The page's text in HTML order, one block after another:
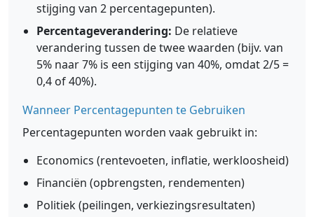
stijging van 2 percentagepunten).
Percentageverandering: De relatieve
verandering tussen de twee waarden (bijv. van
5% naar 7% is een stijging van 40%, omdat 2/5 =
0,4 of 40%).
Wanneer Percentagepunten te Gebruiken
Percentagepunten worden vaak gebruikt in:
Economics (rentevoeten, inflatie, werkloosheid)
Financiën (opbrengsten, rendementen)
Politiek (peilingen, verkiezingsresultaten)